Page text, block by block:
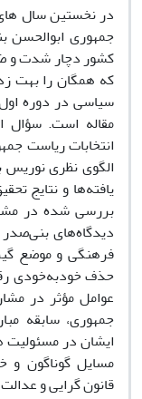
در نخستین سال
جمهوری
کشور دچار شدت و
که همگان را بهت
سیاسی در دوره
مقاله است. سؤال
انتخابات ریاست
الگوی نظری
یافته‌ها و نتایج
بررسی شده در
دیدگاه‌های
فرهنگی و موضع
حذف خودبه‌خودی
عوامل مؤثر در
جمهوری، سابقه
ایشان در مسئولیت
مسایل گوناگون
قانون گرایی و